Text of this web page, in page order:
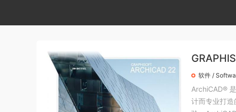
软件 /
ArchiCAD®
计而专业打造